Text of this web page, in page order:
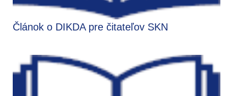
Článok o DIKDA pre čitateľov SKN